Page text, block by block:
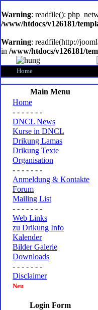
software
Warning: readfile():
/www/htdocs/v126181/
Warning: readfile(http://
in /www/htdocs/v126181/
Home
Main Menu
Home
- - - - - - -
DNCL News
Kurse in DNCL
Drikung Lamas
Drikung Texte
Organisation
- - - - - - -
Anmeldung & Kontakte
Forum
Mailing List
- - - - - - -
Web Links
zu Drikung Info
Kalender
Bilder Galerie
Downloads
- - - - - - -
Disclaimer
Neu
Login Form